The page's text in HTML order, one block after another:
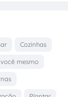
Cozinhas
mesmo